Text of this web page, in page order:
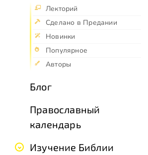
Лекторий
Сделано в Предании
Новинки
Популярное
Авторы
Блог
Православный
календарь
Изучение Библии